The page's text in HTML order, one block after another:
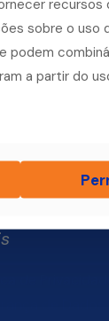
recursos
sobre o uso
podem
a partir do